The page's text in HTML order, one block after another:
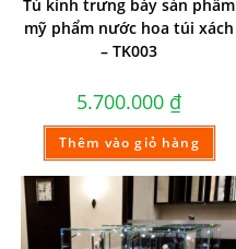
Tủ kính trưng bày sản phẩm
mỹ phẩm nước hoa túi xách
– TK003
5.700.000 ₫
Thêm vào giỏ hàng